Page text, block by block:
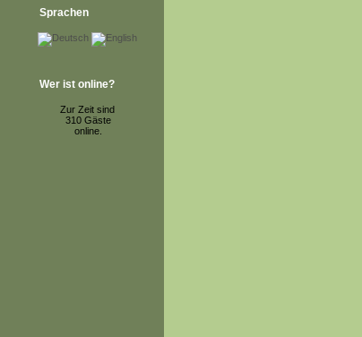
Sprachen
Wer ist online?
Zur Zeit sind
310 Gäste
online.